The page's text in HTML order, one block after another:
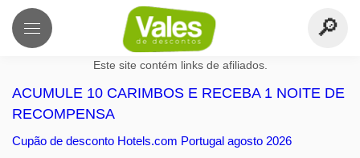
Este site contém links de afiliados.
ACUMULE 10 CARIMBOS E RECEBA 1 NOITE DE
RECOMPENSA
Cupão de desconto Hotels.com Portugal agosto 2026